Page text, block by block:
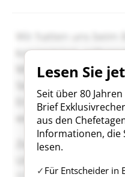
Lesen Sie
Seit über 80 Jahren
Brief
aus den
Informationen, die
lesen.
Für Entscheider in